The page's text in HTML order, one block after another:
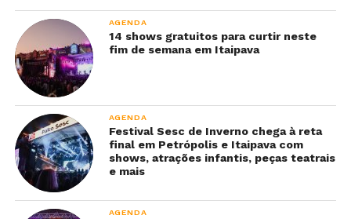
AGENDA
14 shows gratuitos para curtir neste
fim de semana em Itaipava
AGENDA
Festival Sesc de Inverno chega à reta
final em Petrópolis e Itaipava com
shows, atrações infantis, peças teatrais
e mais
AGENDA